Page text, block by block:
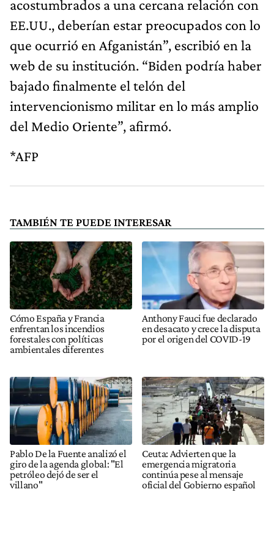
acostumbrados a una cercana relación con
EE.UU., deberían estar preocupados con lo
que ocurrió en Afganistán”, escribió en la
web de su institución. “Biden podría haber
bajado finalmente el telón del
intervencionismo militar en lo más amplio
del Medio Oriente”, afirmó.
*AFP
TAMBIÉN TE PUEDE INTERESAR
Cómo España y Francia
enfrentan los incendios
forestales con políticas
ambientales diferentes
Anthony Fauci fue declarado
en desacato y crece la disputa
por el origen del COVID-19
Pablo De la Fuente analizó el
giro de la agenda global: "El
petróleo dejó de ser el
villano"
Ceuta: Advierten que la
emergencia migratoria
continúa pese al mensaje
oficial del Gobierno español